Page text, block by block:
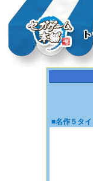
■名作５タイ